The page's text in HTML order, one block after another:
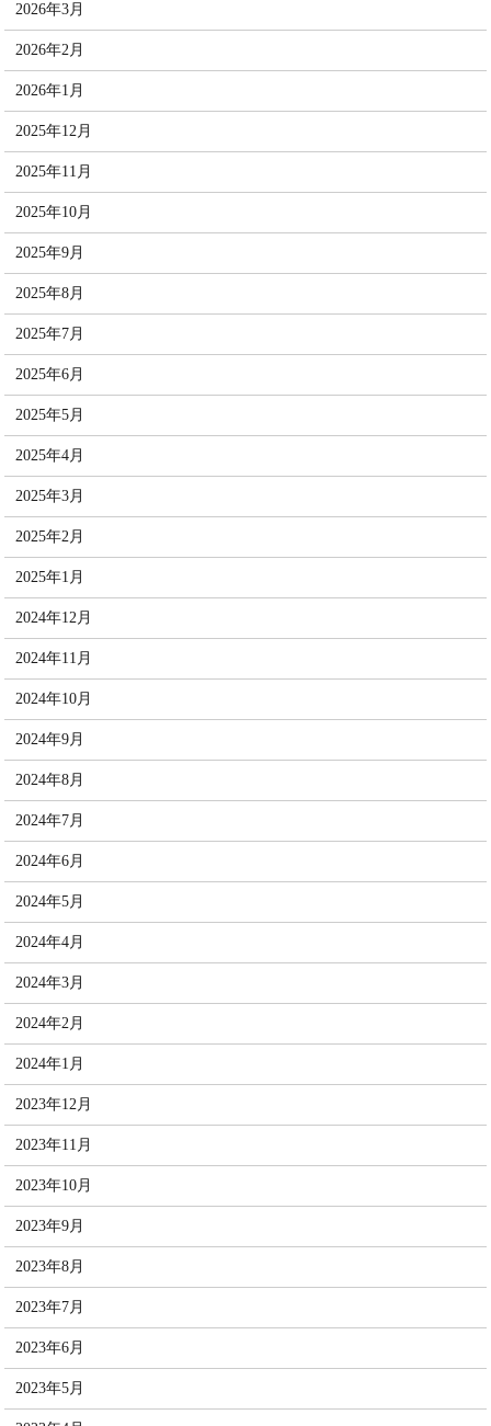
2026年3月
2026年2月
2026年1月
2025年12月
2025年11月
2025年10月
2025年9月
2025年8月
2025年7月
2025年6月
2025年5月
2025年4月
2025年3月
2025年2月
2025年1月
2024年12月
2024年11月
2024年10月
2024年9月
2024年8月
2024年7月
2024年6月
2024年5月
2024年4月
2024年3月
2024年2月
2024年1月
2023年12月
2023年11月
2023年10月
2023年9月
2023年8月
2023年7月
2023年6月
2023年5月